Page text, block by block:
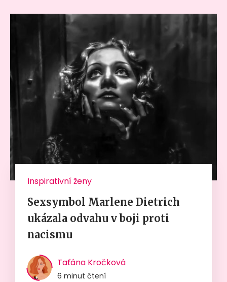
Inspirativní ženy
Sexsymbol Marlene Dietrich
ukázala odvahu v boji proti
nacismu
Taťána Kročková
6 minut čtení